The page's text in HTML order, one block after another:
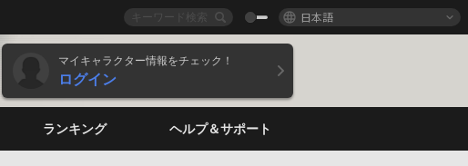
日本語
マイキャラクター情報をチェック！
ログイン
ランキング ヘルプ＆サポート